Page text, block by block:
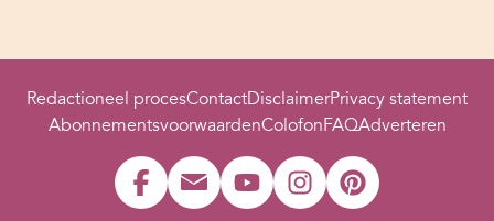
Redactioneel procesContactDisclaimerPrivacy statement
AbonnementsvoorwaardenColofonFAQAdverteren